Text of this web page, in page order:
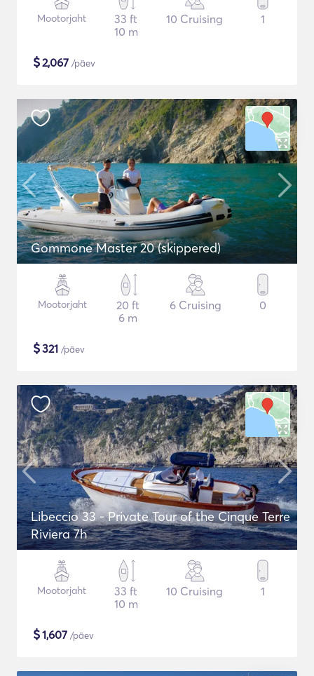
Mootorjaht
33 ft
10 m
10 Cruising 1
$2,067 /päev
Gommone Master 20 (skippered)
Mootorjaht
20 ft
6 m
6 Cruising 0
$321 /päev
Libeccio 33 - Private Tour of the Cinque Terre
Riviera 7h
Mootorjaht
33 ft
10 m
10 Cruising 1
$1,607 /päev